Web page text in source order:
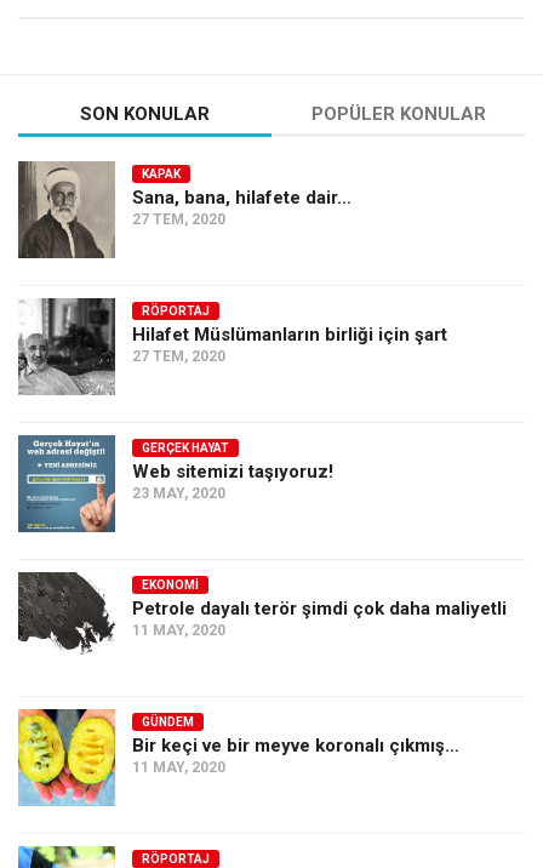
Hayat
Türkiye
Siyaset
Dünya
Avrupa
Asya
Amerika
Avustralya
Tarih
Düşünce
Dosyalar
SON KONULAR POPÜLER KONULAR
KAPAK
Sana, bana, hilafete dair…
27 TEM, 2020
RÖPORTAJ
Hilafet Müslümanların birliği için şart
27 TEM, 2020
GERÇEK HAYAT
Web sitemizi taşıyoruz!
23 MAY, 2020
EKONOMI
Petrole dayalı terör şimdi çok daha maliyetli
11 MAY, 2020
GÜNDEM
Bir keçi ve bir meyve koronalı çıkmış…
11 MAY, 2020
RÖPORTAJ